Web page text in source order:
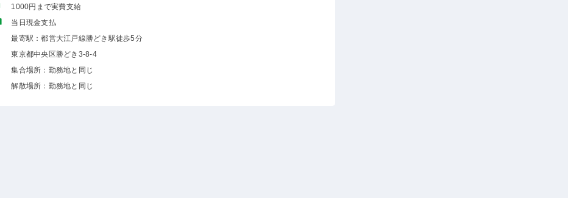
1000円まで実費支給
当日現金支払
最寄駅：都営大江戸線勝どき駅徒歩5分
東京都中央区勝どき3-8-4
集合場所：勤務地と同じ
解散場所：勤務地と同じ